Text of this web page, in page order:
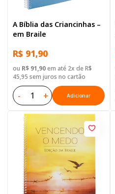
A Bíblia das Criancinhas –
em Braile
R$ 91,90
ou R$ 91,90em até 2x de R$
45,95 sem juros no cartão
- + Adicionar